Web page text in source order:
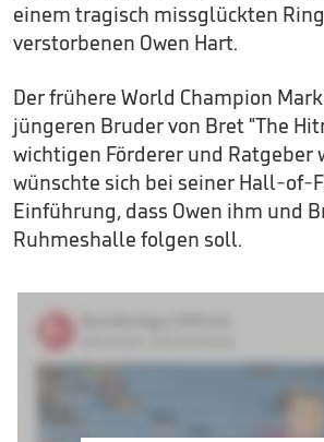
einem tragisch missglückten
verstorbenen Owen Hart.
Der frühere World Champion
jüngeren Bruder von Bret "The
wichtigen Förderer und Ratgeber
wünschte sich bei seiner Hall-of-
Einführung, dass Owen ihm und
Ruhmeshalle folgen soll.